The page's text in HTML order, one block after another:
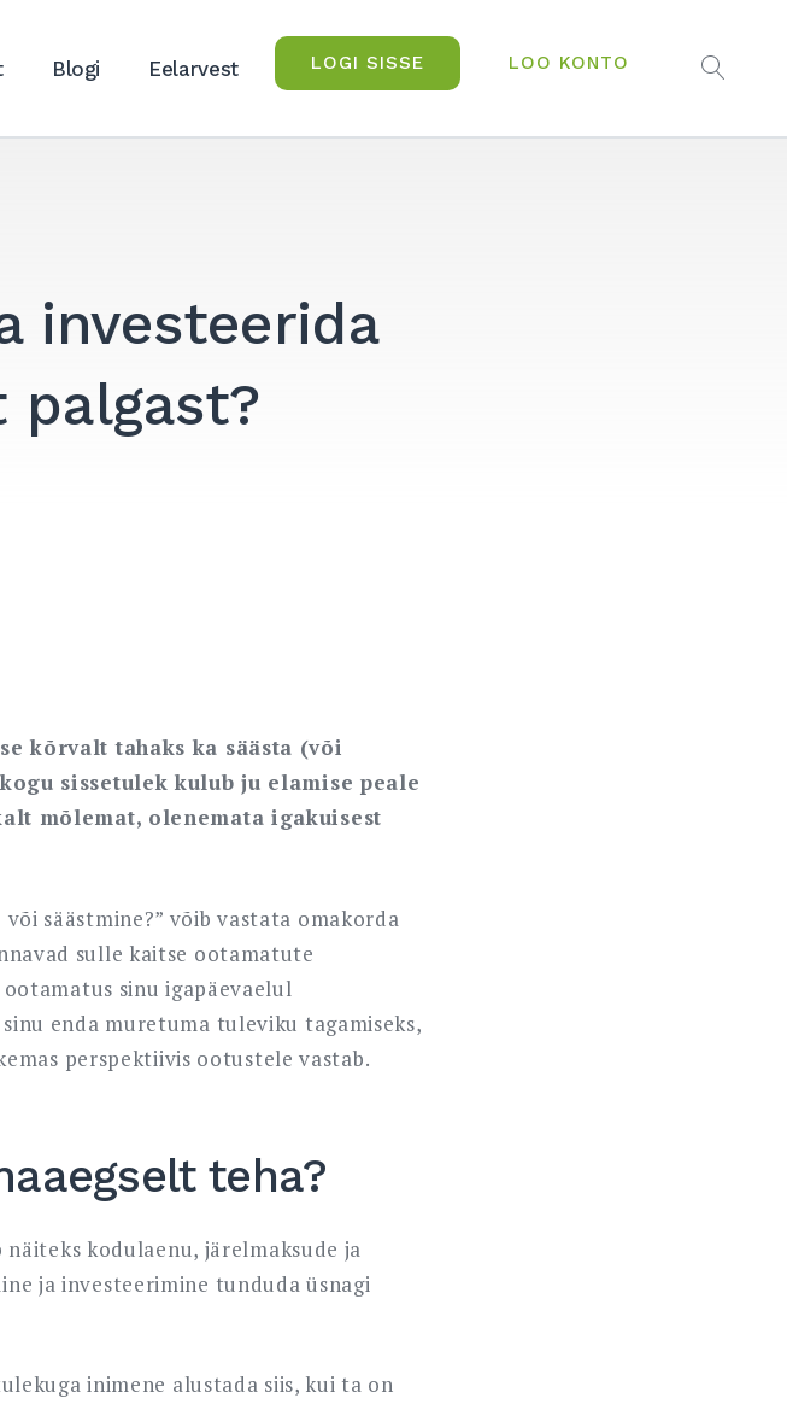
Blogi Eelarvest LOGI SISSE LOO KONTO
investeerida
palgast?
kõrvalt tahaks ka säästa (või
sissetulek kulub ju elamise peale
mõlemat, olenemata igakuisest
säästmine?” võib vastata omakorda
sulle kaitse ootamatute
sinu igapäevaelul
enda muretuma tuleviku tagamiseks,
perspektiivis ootustele vastab.
teha?
kodulaenu, järelmaksude ja
ja investeerimine tunduda üsnagi
inimene alustada siis, kui ta on